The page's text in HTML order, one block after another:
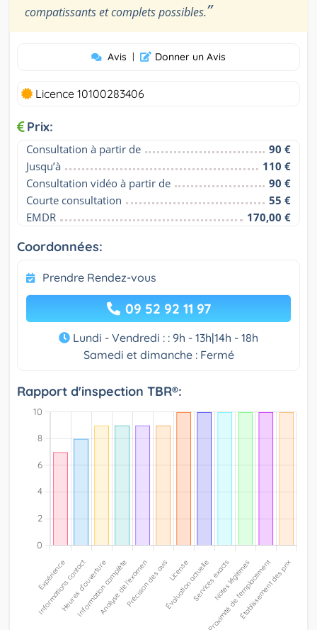
compatissants et complets possibles.”
Avis | Donner un Avis
Licence 10100283406
Prix:
Consultation à partir de
90 €
Jusqu’à
110 €
Consultation vidéo à partir de
90 €
Courte consultation
55 €
EMDR
170,00 €
Coordonnées:
Prendre Rendez-vous
09 52 92 11 97
Lundi - Vendredi : : 9h - 13h|14h - 18h
Samedi et dimanche : Fermé
Rapport d'inspection TBR®: